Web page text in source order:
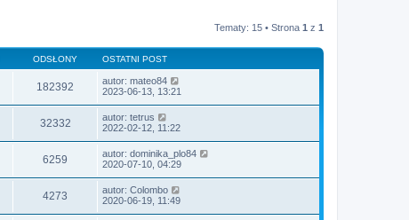
Tematy: 15 • Strona 1 z 1
ODSŁONY OSTATNI POST
182392 autor: mateo84
2023-06-13, 13:21
32332 autor: tetrus
2022-02-12, 11:22
6259 autor: dominika_plo84
2020-07-10, 04:29
4273 autor: Colombo
2020-06-19, 11:49